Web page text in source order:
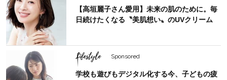
【高垣麗子さん愛用】未来の肌のために。毎
日続けたくなる〝美肌想い〟のUVクリーム
Lifestyle Sponsored
学校も遊びもデジタル化する今、子どもの疲